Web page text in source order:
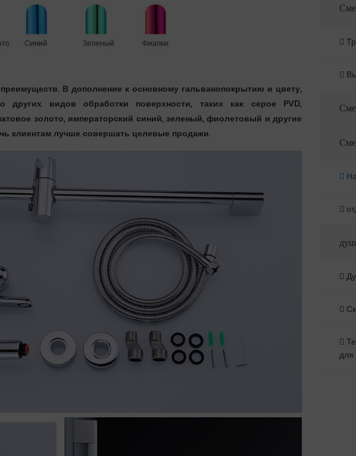
В дополнение к основному гальванопокрытию и цвету,
видов обработки поверхности, таких как серое PVD,
золото, императорский синий, зеленый, фиолетовый и другие
клиентам лучше совершать целевые продажи.